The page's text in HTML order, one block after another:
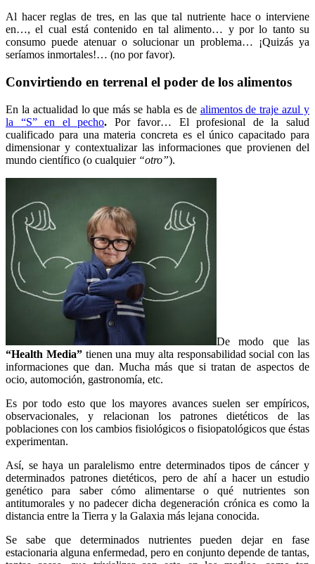
Al hacer reglas de tres, en las que tal nutriente hace o interviene
en…, el cual está contenido en tal alimento… y por lo tanto su
consumo puede atenuar o solucionar un problema… ¡Quizás ya
seríamos inmortales!… (no por favor).
Convirtiendo en terrenal el poder de los alimentos
En la actualidad lo que más se habla es de alimentos de traje azul y
la “S” en el pecho. Por favor… El profesional de la salud
cualificado para una materia concreta es el único capacitado para
dimensionar y contextualizar las informaciones que provienen del
mundo científico (o cualquier “otro”).
De modo que las
“Health Media”tienen una muy alta responsabilidad social con las
informaciones que dan. Mucha más que si tratan de aspectos de
ocio, automoción, gastronomía, etc.
Es por todo esto que los mayores avances suelen ser empíricos,
observacionales, y relacionan los patrones dietéticos de las
poblaciones con los cambios fisiológicos o fisiopatológicos que éstas
experimentan.
Así, se haya un paralelismo entre determinados tipos de cáncer y
determinados patrones dietéticos, pero de ahí a hacer un estudio
genético para saber cómo alimentarse o qué nutrientes son
antitumorales y no padecer dicha degeneración crónica es como la
distancia entre la Tierra y la Galaxia más lejana conocida.
Se sabe que determinados nutrientes pueden dejar en fase
estacionaria alguna enfermedad, pero en conjunto depende de tantas,